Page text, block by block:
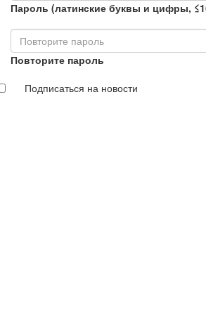
Пароль (латинские буквы и цифры,
Повторите пароль
Подписаться на новости